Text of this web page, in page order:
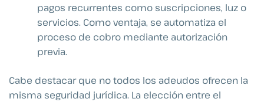
pagos recurrentes como suscripciones, luz o
servicios. Como ventaja, se automatiza el
proceso de cobro mediante autorización
previa.
Cabe destacar que no todos los adeudos ofrecen la
misma seguridad jurídica. La elección entre el